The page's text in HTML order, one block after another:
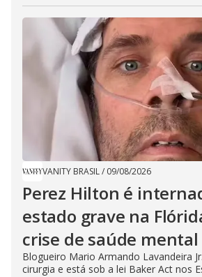
VANITY BRASIL/ 09/08/2026
Perez Hilton é
estado grave na
crise de saúde mental
Blogueiro Mario Armando Lavandeira
cirurgia e está sob a lei Baker Act nos